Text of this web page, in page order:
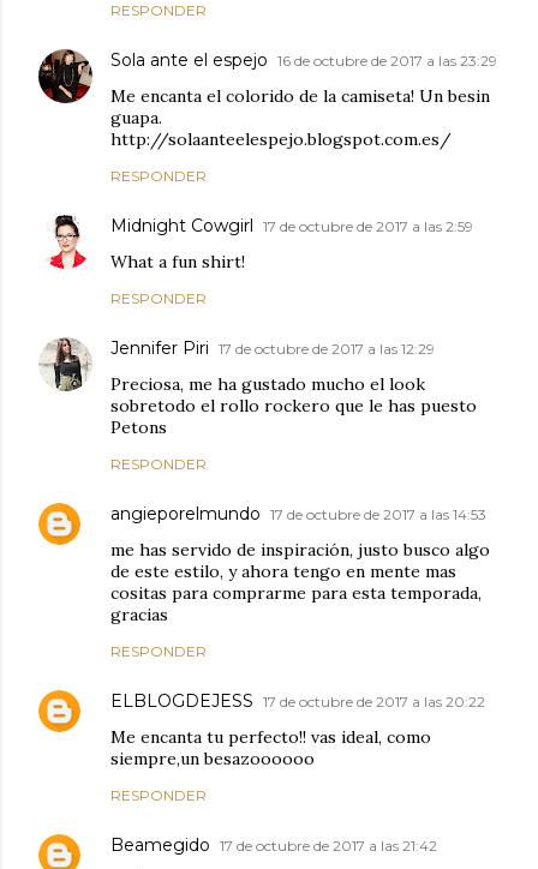
RESPONDER
Sola ante el espejo 16 de octubre de 2017 a las 23:29
Me encanta el colorido de la camiseta! Un besin
guapa.
http://solaanteelespejo.blogspot.com.es/
RESPONDER
Midnight Cowgirl 17 de octubre de 2017 a las 2:59
What a fun shirt!
RESPONDER
Jennifer Piri 17 de octubre de 2017 a las 12:29
Preciosa, me ha gustado mucho el look
sobretodo el rollo rockero que le has puesto
Petons
RESPONDER
angieporelmundo 17 de octubre de 2017 a las 14:53
me has servido de inspiración, justo busco algo
de este estilo, y ahora tengo en mente mas
cositas para comprarme para esta temporada,
gracias
RESPONDER
ELBLOGDEJESS 17 de octubre de 2017 a las 20:22
Me encanta tu perfecto!! vas ideal, como
siempre,un besazoooooo
RESPONDER
Beamegido 17 de octubre de 2017 a las 21:42